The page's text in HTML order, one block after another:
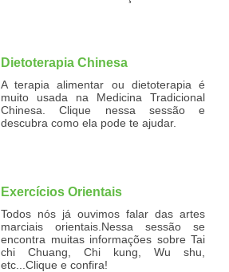
Dietoterapia Chinesa
A terapia alimentar ou dietoterapia é
muito usada na Medicina Tradicional
Chinesa. Clique nessa sessão e
descubra como ela pode te ajudar.
Exercícios Orientais
Todos nós já ouvimos falar das artes
marciais orientais.Nessa sessão se
encontra muitas informações sobre Tai
chi Chuang, Chi kung, Wu shu,
etc...Clique e confira!